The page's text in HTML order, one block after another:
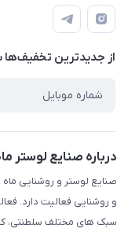
طبقه همکف واحد 131
درباره ما
تماس با ما
قوانین و مقررات
حریم خصوصی
راهنما
از جدید‌ترین تخفیف‌ها
درباره صنایع لوستر
صنایع لوستر و روشنایی
و روشنایی فعالیت دارد.
سبک های مختلف سلطنتی،